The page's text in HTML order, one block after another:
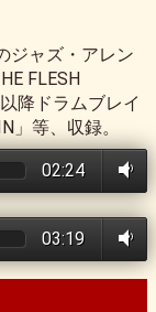
ジャズ・アレン
FLESH
降ドラムブレイ
」等、収録。
02:24
03:19